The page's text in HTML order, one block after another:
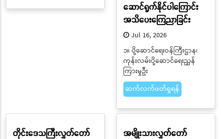
ဆောင်ရွက်နိုင်ပါကြောင်း
အသိပေးကြေညာခြင်း
Jul 16, 2026
၁။ ပို့ဆောင်ရေးဝန်ကြီးဌာန၊
ကုန်းလမ်းပို့ဆောင်ရေးညွှန်
ကြားမှုဦး
ဆက်လက်ဖတ်ရှုရန်
တိုင်းဒေသကြီးလွှတ်တော်
အမျိုးသားလွှတ်တော်